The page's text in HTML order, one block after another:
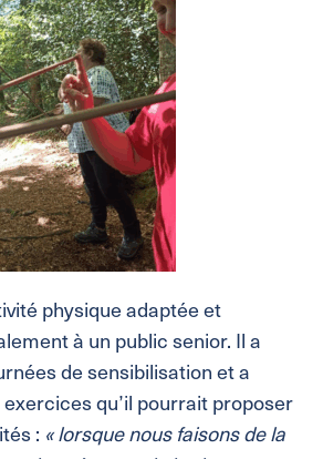
physique adaptée et
à un public senior. Il a
de sensibilisation et a
qu’il pourrait proposer
: « lorsque nous faisons de la